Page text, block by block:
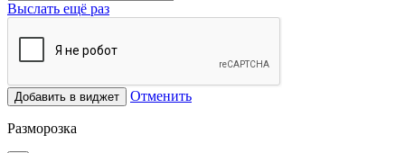
Выслать ещё раз
Добавить в виджет Отменить
Разморозка